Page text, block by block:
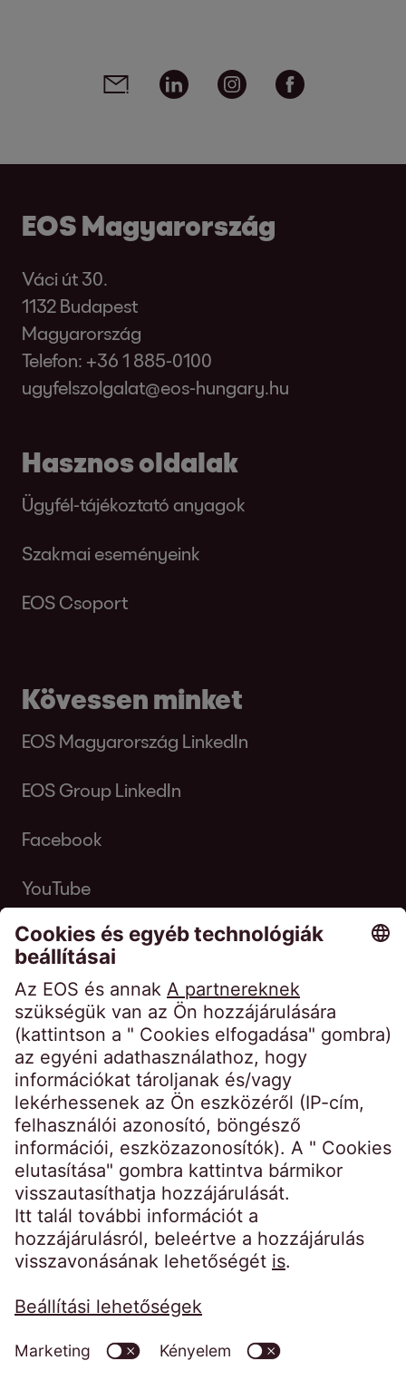
Social media links - share article
Email Linkedin Instagram
EOS Magyarország
Váci út 30.
1132 Budapest
Magyarország
Telefon: +36 1 885-0100
ugyfelszolgalat@eos-hungary.hu
Hasznos oldalak
Ügyfél-tájékoztató anyagok
Szakmai eseményeink
EOS Csoport
Kövessen minket
EOS Magyarország LinkedIn
EOS Group LinkedIn
Facebook
YouTube
Kezdőoldal Impresszum
Weboldal adatkezelési tájékoztatója
Magatartási kódexek
Visszaélés bejelentő rendszer